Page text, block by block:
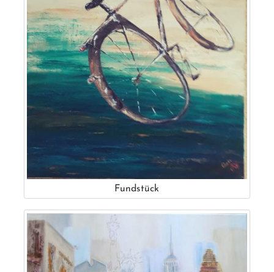
Fundstück